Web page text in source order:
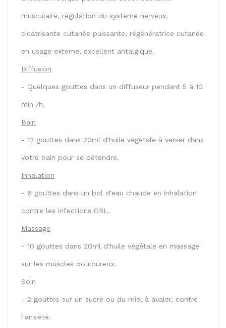
musculaire, régulation du système nerveux,
cicatrisante cutanée puissante, régénératrice cutanée
en usage externe, excellent antalgique.
Diffusion
- Quelques gouttes dans un diffuseur pendant 5 à 10
min /h.
Bain
- 12 gouttes dans 20ml d'huile végétale à verser dans
votre bain pour se détendre.
Inhalation
- 6 gouttes dans un bol d'eau chaude en inhalation
contre les infections ORL.
Massage
- 10 gouttes dans 20ml d'huile végétale en massage
sur les muscles douloureux.
Soin
- 2 gouttes sur un sucre ou du miel à avaler, contre
l'anxiété.